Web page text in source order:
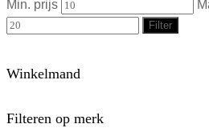
Min. prijs
Filter
Winkelmand
Filteren op merk